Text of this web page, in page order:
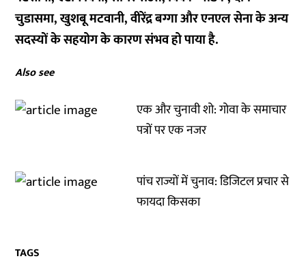
चुडासमा, खुशबू मटवानी, वीरेंद्र बग्गा और एनएल सेना के अन्य
सदस्यों के सहयोग के कारण संभव हो पाया है.
Also see
एक और चुनावी शो: गोवा के समाचार
पत्रों पर एक नजर
पांच राज्यों में चुनाव: डिजिटल प्रचार से
फायदा किसका
TAGS